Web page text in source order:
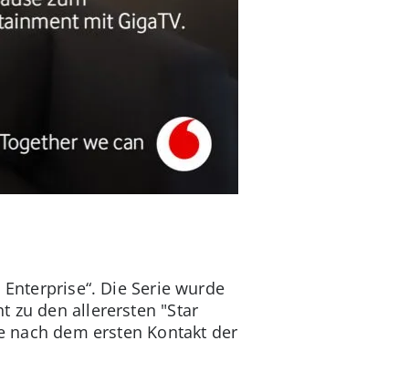
Die Serie wurde
zu den allerersten "Star
nach dem ersten Kontakt der